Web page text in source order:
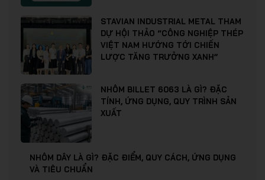
STAVIAN INDUSTRIAL METAL THAM
DỰ HỘI THẢO “CÔNG NGHIỆP THÉP
VIỆT NAM HƯỚNG TỚI CHIẾN
LƯỢC TĂNG TRƯỞNG XANH”
NHÔM BILLET 6063 LÀ GÌ? ĐẶC
TÍNH, ỨNG DỤNG, QUY TRÌNH SẢN
XUẤT
NHÔM DÂY LÀ GÌ? ĐẶC ĐIỂM, QUY CÁCH, ỨNG DỤNG
VÀ TIÊU CHUẨN